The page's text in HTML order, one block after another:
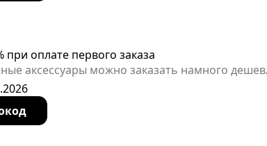
оплате первого заказа
аксессуары можно заказать намного
ограничено по времени.